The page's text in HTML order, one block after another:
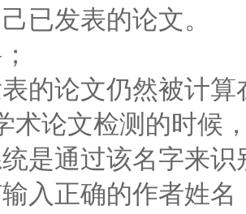
已发表的论文。
的论文仍然被计
术论文检测的时候
是通过该名字来
入正确的作者姓